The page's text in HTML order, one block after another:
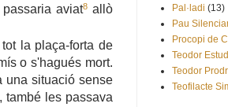
aviat8allò
la plaça-forta de
o s'hagués mort.
una situació sense
també les passava
Pal·ladi (13)
Pau
Procopi de
Teodor
Teodor
Teofilacte